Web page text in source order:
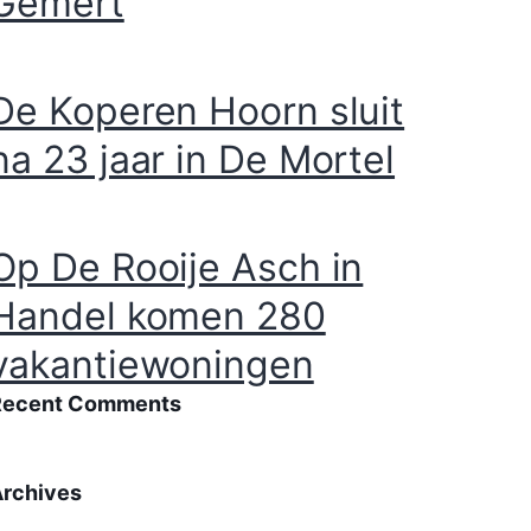
Koperen Hoorn sluit
23 jaar in De Mortel
De Rooije Asch in
komen 280
Comments